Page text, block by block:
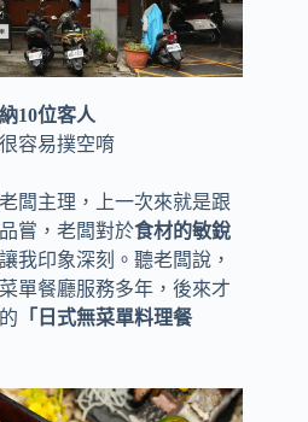
10位客人
容易撲空唷
闆主理，上一次來就是跟
嘗，老闆對於食材的敏銳
讓我印象深刻。聽老闆說，
單餐廳服務多年，後來才
「日式無菜單料理餐